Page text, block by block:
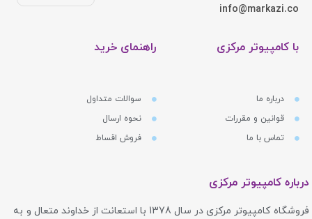
info@markazi.co
با کامپیوتر مرکزی
درباره ما
قوانین و مقررات
تماس با ما
راهنمای خرید
سوالات متداول
نحوه ارسال
فروش اقساط
درباره کامپیوتر مرکزی
فروشگاه کامپیوتر مرکزی در سال 1378 با استعانت از خداوند متعال و به